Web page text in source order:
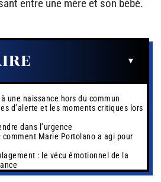
entre une mère et son bébé.
une naissance hors du commun
d’alerte et les moments critiques lors
dans l’urgence
Marie Portolano a agi pour
: le vécu émotionnel de la